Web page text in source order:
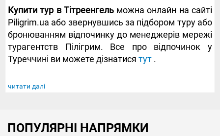
Купити тур в Тітреенгельможна онлайн на сайті
Piligrim.ua або звернувшись за підбором туру або
бронюванням відпочинку до менеджерів мережі
турагентств Пілігрим. Все про відпочинок у
Туреччині ви можете дізнатися тут .
читати далі
ПОПУЛЯРНІ НАПРЯМКИ